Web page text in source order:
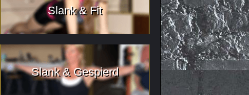
Slank & Fit
Slank & Gespierd